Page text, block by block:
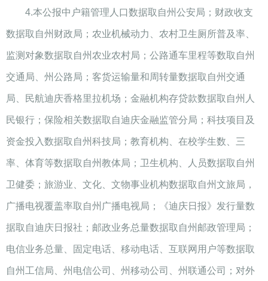
4.本公报中户籍管理人口数据取自州公安局；财政收支
数据取自州财政局；农业机械动力、农村卫生厕所普及率、
监测对象数据取自州农业农村局；公路通车里程等数取自州
交通局、州公路局；客货运输量和周转量数据取自州交通
局、民航迪庆香格里拉机场；金融机构存贷款数据取自州人
民银行；保险相关数据取自迪庆金融监管分局；科技项目及
资金投入数据取自州科技局；教育机构、在校学生数、三
率、体育等数据取自州教体局；卫生机构、人员数据取自州
卫健委；旅游业、文化、文物事业机构数据取自州文旅局，
广播电视覆盖率取自州广播电视局；《迪庆日报》发行量数
据取自迪庆日报社；邮政业务总量数据取自州邮政管理局；
电信业务总量、固定电话、移动电话、互联网用户等数据取
自州工信局、州电信公司、州移动公司、州联通公司；对外